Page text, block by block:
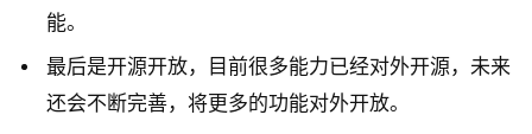
能。
最后是开源开放，目前很多能力已经对外开源，未来
还会不断完善，将更多的功能对外开放。